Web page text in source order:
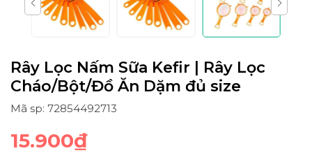
Rây Lọc Nấm Sữa Kefir | Rây Lọc
Cháo/Bột/Đồ Ăn Dặm đủ size
Mã sp: 72854492713
15.900₫